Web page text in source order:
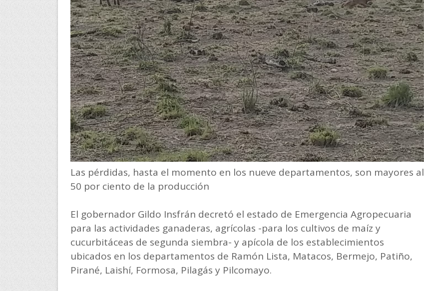
Las pérdidas, hasta el momento en los nueve departamentos, son mayores al
50 por ciento de la producción
El gobernador Gildo Insfrán decretó el estado de Emergencia Agropecuaria
para las actividades ganaderas, agrícolas -para los cultivos de maíz y
cucurbitáceas de segunda siembra- y apícola de los establecimientos
ubicados en los departamentos de Ramón Lista, Matacos, Bermejo, Patiño,
Pirané, Laishí, Formosa, Pilagás y Pilcomayo.